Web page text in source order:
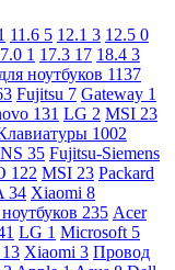
11.6 5 12.1 3 12.5 0
1 17.3 17 18.4 3
ноутбуков 1137
Fujitsu 7 Gateway 1
131 LG 2 MSI 23
1002
35 Fujitsu-Siemens
122 MSI 23 Packard
34 Xiaomi 8
235 Acer
LG 1 Microsoft 5
13 Xiaomi 3 Провод